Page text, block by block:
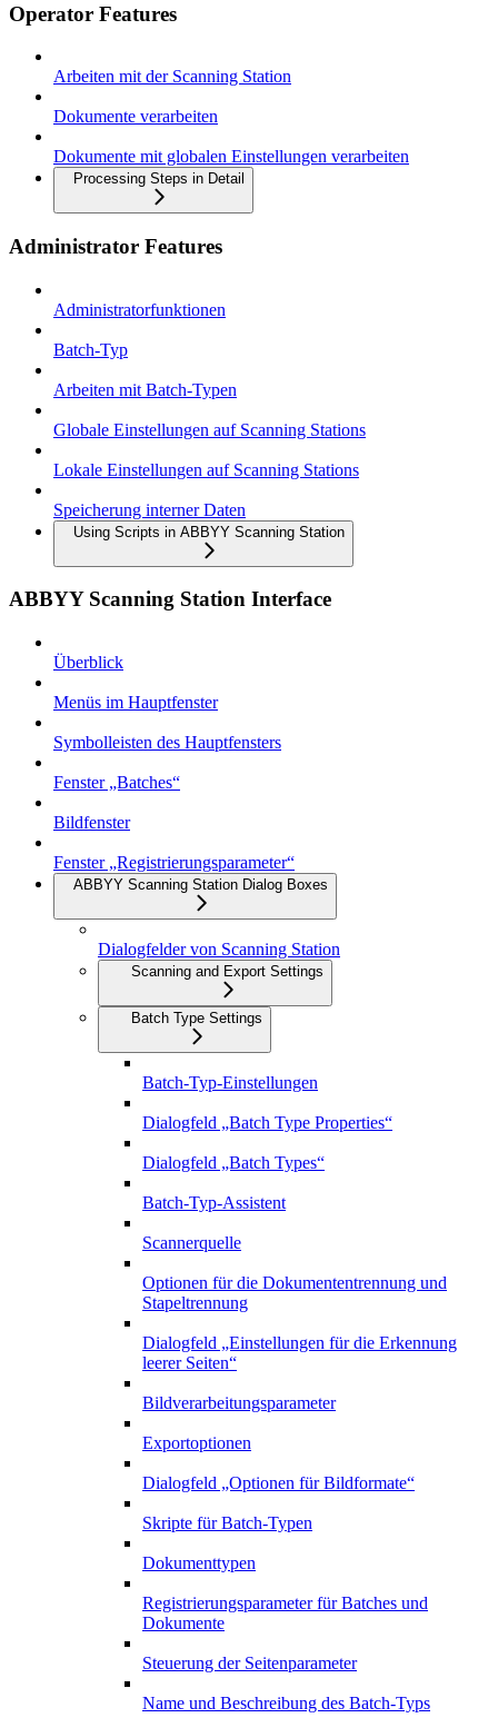
Operator Features
Arbeiten mit der Scanning Station
Dokumente verarbeiten
Dokumente mit globalen Einstellungen verarbeiten
Processing Steps in Detail
Administrator Features
Administratorfunktionen
Batch-Typ
Arbeiten mit Batch-Typen
Globale Einstellungen auf Scanning Stations
Lokale Einstellungen auf Scanning Stations
Speicherung interner Daten
Using Scripts in ABBYY Scanning Station
ABBYY Scanning Station Interface
Überblick
Menüs im Hauptfenster
Symbolleisten des Hauptfensters
Fenster „Batches“
Bildfenster
Fenster „Registrierungsparameter“
ABBYY Scanning Station Dialog Boxes
Dialogfelder von Scanning Station
Scanning and Export Settings
Batch Type Settings
Batch-Typ-Einstellungen
Dialogfeld „Batch Type Properties“
Dialogfeld „Batch Types“
Batch-Typ-Assistent
Scannerquelle
Optionen für die Dokumententrennung und
Stapeltrennung
Dialogfeld „Einstellungen für die Erkennung
leerer Seiten“
Bildverarbeitungsparameter
Exportoptionen
Dialogfeld „Optionen für Bildformate“
Skripte für Batch-Typen
Dokumenttypen
Registrierungsparameter für Batches und
Dokumente
Steuerung der Seitenparameter
Name und Beschreibung des Batch-Typs